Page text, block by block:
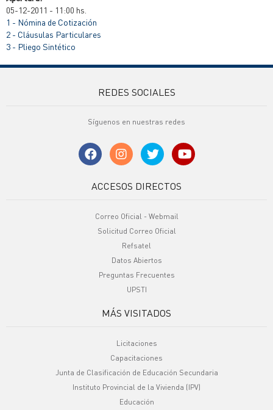
05-12-2011 - 11:00 hs.
1 - Nómina de Cotización
2 - Cláusulas Particulares
3 - Pliego Sintético
REDES SOCIALES
Síguenos en nuestras redes
ACCESOS DIRECTOS
Correo Oficial - Webmail
Solicitud Correo Oficial
Refsatel
Datos Abiertos
Preguntas Frecuentes
UPSTI
MÁS VISITADOS
Licitaciones
Capacitaciones
Junta de Clasificación de Educación Secundaria
Instituto Provincial de la Vivienda (IPV)
Educación